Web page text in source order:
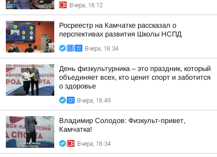
Вчера, 18:12
Росреестр на Камчатке рассказал о
перспективах развития Школы НСПД
Вчера, 18:34
День физкультурника – это праздник, который
объединяет всех, кто ценит спорт и заботится
о здоровье
Вчера, 18:49
Владимир Солодов: Физкульт-привет,
Камчатка!
Вчера, 18:34